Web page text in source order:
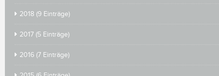
2018 (9 Einträge)
2017 (5 Einträge)
2016 (7 Einträge)